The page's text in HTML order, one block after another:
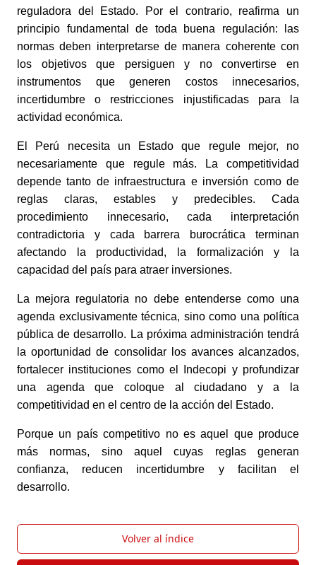
reguladora del Estado. Por el contrario, reafirma un
principio fundamental de toda buena regulación: las
normas deben interpretarse de manera coherente con
los objetivos que persiguen y no convertirse en
instrumentos que generen costos innecesarios,
incertidumbre o restricciones injustificadas para la
actividad económica.
El Perú necesita un Estado que regule mejor, no
necesariamente que regule más. La competitividad
depende tanto de infraestructura e inversión como de
reglas claras, estables y predecibles. Cada
procedimiento innecesario, cada interpretación
contradictoria y cada barrera burocrática terminan
afectando la productividad, la formalización y la
capacidad del país para atraer inversiones.
La mejora regulatoria no debe entenderse como una
agenda exclusivamente técnica, sino como una política
pública de desarrollo. La próxima administración tendrá
la oportunidad de consolidar los avances alcanzados,
fortalecer instituciones como el Indecopi y profundizar
una agenda que coloque al ciudadano y a la
competitividad en el centro de la acción del Estado.
Porque un país competitivo no es aquel que produce
más normas, sino aquel cuyas reglas generan
confianza, reducen incertidumbre y facilitan el
desarrollo.
Volver al índice